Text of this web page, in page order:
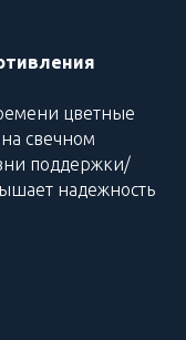
цветные
свечном
поддержки/
надежность